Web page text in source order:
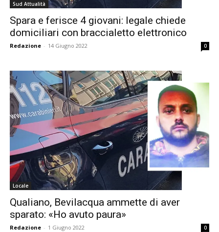
Sud Attualità
Spara e ferisce 4 giovani: legale chiede
domiciliari con braccialetto elettronico
Redazione - 14 Giugno 2022 0
Locale
Qualiano, Bevilacqua ammette di aver
sparato: «Ho avuto paura»
Redazione - 1 Giugno 2022 0